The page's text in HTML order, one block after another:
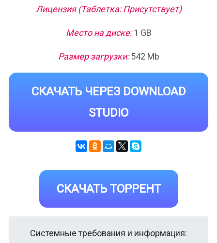
Лицензия (Таблетка: Присутствует)
Место на диске:1 GB
Размер загрузки:542 Mb
СКАЧАТЬ ЧЕРЕЗ DOWNLOAD
STUDIO
СКАЧАТЬ ТОРРЕНТ
Системные требования и информация: